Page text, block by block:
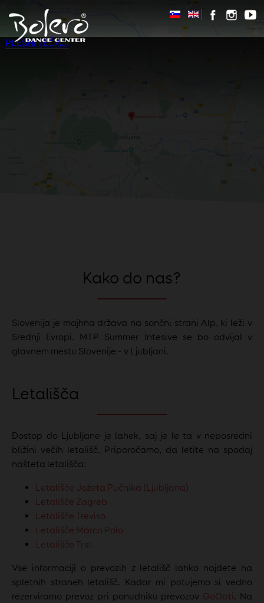
PLESNI TEČAJI
Kako do nas?
Slovenija je majhna država na sončni strani Alp, ki leži v
Srednji Evropi. MTP Summer Intesive se bo odvijal v
glavnem mestu Slovenije - v Ljubljani.
Letališča
Dostop do Ljubljane je lahek, saj je le ta v neposredni
bližini večih letališč. Priporočamo, da letite na spodaj
našteta letališča:
Letališče Jožeta Pučnika (Ljubljana)
Letališče Zagreb
Letališče Treviso
Letališče Marco Polo
Letališče Trst
Vse informaciji o prevozih z letališč lahko najdete na
spletnih straneh letališč. Kadar mi potujemo si vedno
rezerviramo prevoz pri ponudniku prevozov GoOpti. Na